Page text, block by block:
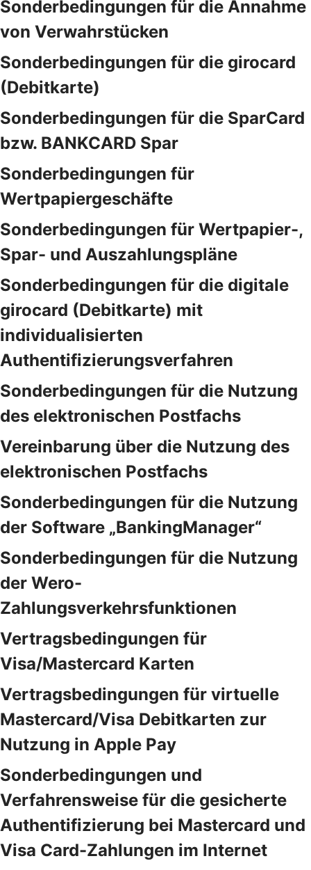
Sonderbedingungen für die Annahme
von Verwahrstücken
Sonderbedingungen für die girocard
(Debitkarte)
Sonderbedingungen für die SparCard
bzw. BANKCARD Spar
Sonderbedingungen für
Wertpapiergeschäfte
Sonderbedingungen für Wertpapier-,
Spar- und Auszahlungspläne
Sonderbedingungen für die digitale
girocard (Debitkarte) mit
individualisierten
Authentifizierungsverfahren
Sonderbedingungen für die Nutzung
des elektronischen Postfachs
Vereinbarung über die Nutzung des
elektronischen Postfachs
Sonderbedingungen für die Nutzung
der Software „BankingManager“
Sonderbedingungen für die Nutzung
der Wero-
Zahlungsverkehrsfunktionen
Vertragsbedingungen für
Visa/Mastercard Karten
Vertragsbedingungen für virtuelle
Mastercard/Visa Debitkarten zur
Nutzung in Apple Pay
Sonderbedingungen und
Verfahrensweise für die gesicherte
Authentifizierung bei Mastercard und
Visa Card-Zahlungen im Internet